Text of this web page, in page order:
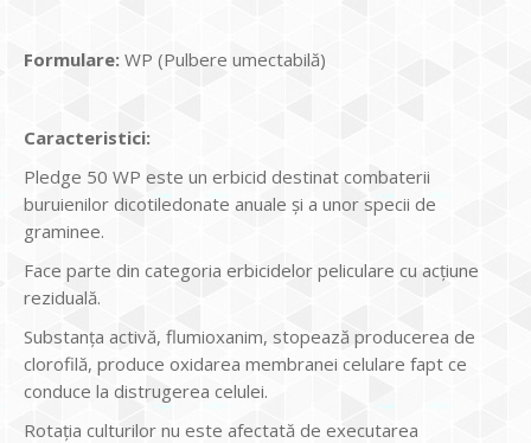
Formulare: WP (Pulbere umectabilă)
Caracteristici:
Pledge 50 WP este un erbicid destinat combaterii
buruienilor dicotiledonate anuale şi a unor specii de
graminee.
Face parte din categoria erbicidelor peliculare cu acţiune
reziduală.
Substanţa activă, flumioxanim, stopează producerea de
clorofilă, produce oxidarea membranei celulare fapt ce
conduce la distrugerea celulei.
Rotaţia culturilor nu este afectată de executarea